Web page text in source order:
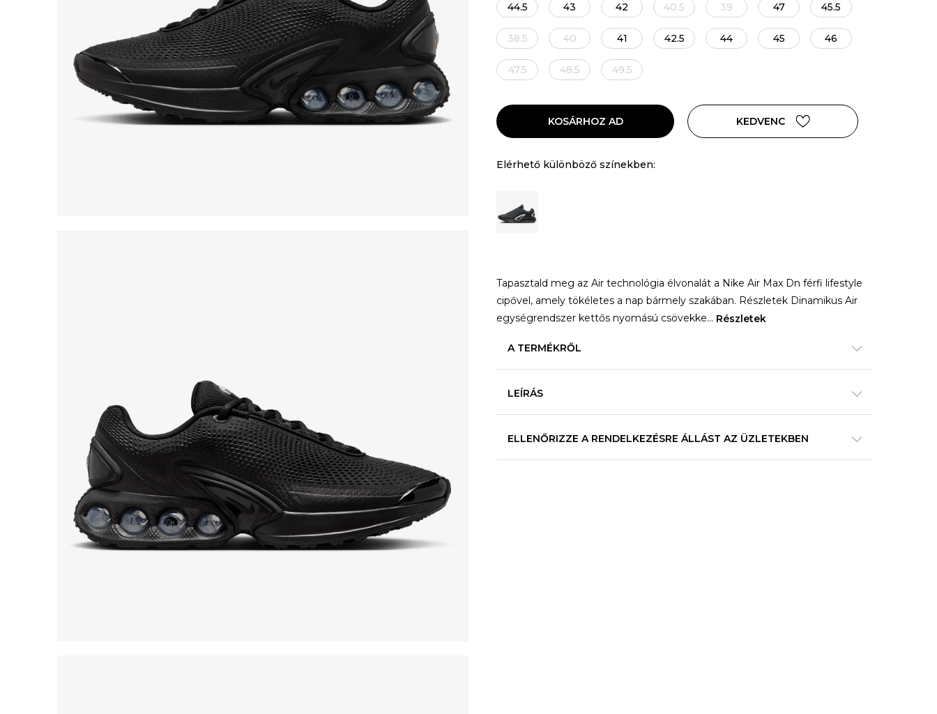
44.5
43 42 40.5 39 47 45.5
38.5 40 41 42.5 44 45 46
47.5 48.5 49.5
KOSÁRHOZ AD KEDVENC
Elérhető különböző színekben:
Tapasztald meg az Air technológia élvonalát a Nike Air Max Dn férfi lifestyle
cipővel, amely tökéletes a nap bármely szakában. Részletek Dinamikus Air
egységrendszer kettős nyomású csövekke... Részletek
A TERMÉKRŐL
LEÍRÁS
ELLENŐRIZZE A RENDELKEZÉSRE ÁLLÁST AZ ÜZLETEKBEN